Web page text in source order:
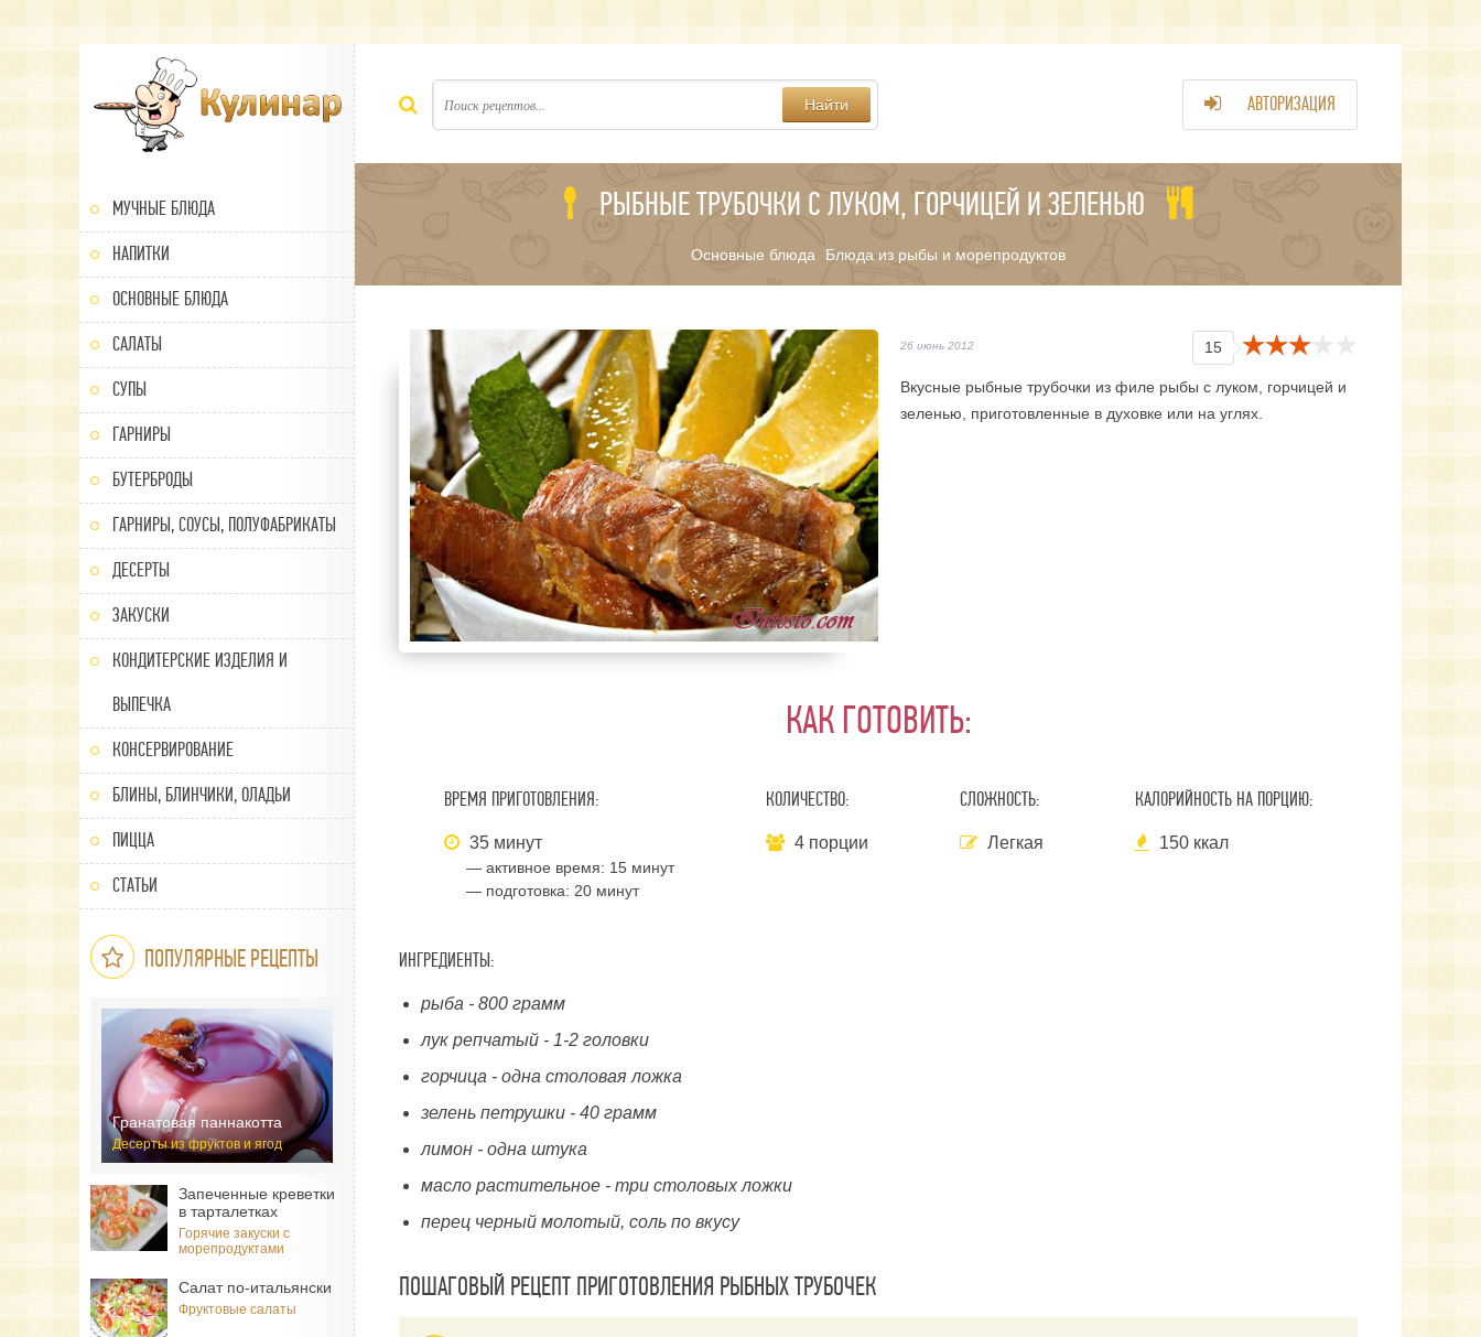
МУЧНЫЕ БЛЮДА
НАПИТКИ
ОСНОВНЫЕ БЛЮДА
САЛАТЫ
СУПЫ
ГАРНИРЫ
БУТЕРБРОДЫ
ГАРНИРЫ, СОУСЫ, ПОЛУФАБРИКАТЫ
ДЕСЕРТЫ
ЗАКУСКИ
КОНДИТЕРСКИЕ ИЗДЕЛИЯ И
ВЫПЕЧКА
КОНСЕРВИРОВАНИЕ
БЛИНЫ, БЛИНЧИКИ, ОЛАДЬИ
ПИЦЦА
СТАТЬИ
ПОПУЛЯРНЫЕ РЕЦЕПТЫ
Гранатовая паннакотта
Десерты из фруктов и ягод
Запеченные креветки
в тарталетках
Горячие закуски с
морепродуктами
Салат по-итальянски
Фруктовые салаты
Найти АВТОРИЗАЦИЯ
РЫБНЫЕ ТРУБОЧКИ С ЛУКОМ, ГОРЧИЦЕЙ И ЗЕЛЕНЬЮ
Основные блюда Блюда из рыбы и морепродуктов
26 июнь 2012 15
Вкусные рыбные трубочки из филе рыбы с луком, горчицей и
зеленью, приготовленные в духовке или на углях.
КАК ГОТОВИТЬ:
ВРЕМЯ ПРИГОТОВЛЕНИЯ:
35 минут
— активное время: 15 минут
— подготовка:20 минут
КОЛИЧЕСТВО:
4 порции
СЛОЖНОСТЬ:
Легкая
КАЛОРИЙНОСТЬ НА ПОРЦИЮ:
150 ккал
ИНГРЕДИЕНТЫ:
рыба - 800 грамм
лук репчатый - 1-2 головки
горчица - одна столовая ложка
зелень петрушки - 40 грамм
лимон - одна штука
масло растительное - три столовых ложки
перец черный молотый, соль по вкусу
ПОШАГОВЫЙ РЕЦЕПТ ПРИГОТОВЛЕНИЯ РЫБНЫХ ТРУБОЧЕК